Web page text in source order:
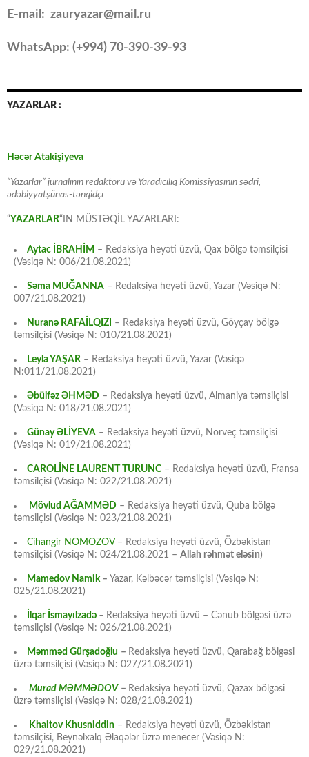
E-mail: zauryazar@mail.ru
WhatsApp: (+994) 70-390-39-93
YAZARLAR :
Həcər Atakişiyeva
“Yazarlar” jurnalının redaktoru və Yaradıcılıq Komissiyasının sədri,
ədəbiyyatşünas-tənqidçı
“YAZARLAR“IN MÜSTƏQİL YAZARLARI:
Aytac İBRAHİM – Redaksiya heyəti üzvü, Qax bölgə təmsilçisi
(Vəsiqə N: 006/21.08.2021)
Səma MUĞANNA – Redaksiya heyəti üzvü, Yazar (Vəsiqə N:
007/21.08.2021)
Nuranə RAFAİLQIZI
– Redaksiya heyəti üzvü, Göyçay bölgə
təmsilçisi (Vəsiqə N: 010/21.08.2021)
Leyla YAŞAR – Redaksiya heyəti üzvü, Yazar (Vəsiqə
N:011/21.08.2021)
Əbülfəz ƏHMƏD – Redaksiya heyəti üzvü, Almaniya təmsilçisi
(Vəsiqə N: 018/21.08.2021)
Günay ƏLİYEVA – Redaksiya heyəti üzvü, Norveç təmsilçisi
(Vəsiqə N: 019/21.08.2021)
CAROLİNE LAURENT TURUNC – Redaksiya heyəti üzvü, Fransa
təmsilçisi (Vəsiqə N: 022/21.08.2021)
Mövlud AĞAMMƏD – Redaksiya heyəti üzvü, Quba bölgə
təmsilçisi (Vəsiqə N: 023/21.08.2021)
Cihangir NOMOZOV– Redaksiya heyəti üzvü, Özbəkistan
təmsilçisi (Vəsiqə N: 024/21.08.2021 – Allah rəhmət eləsin)
Mamedov Namik – Yazar, Kəlbəcər təmsilçisi (Vəsiqə N:
025/21.08.2021)
İlqar İsmayılzadə – Redaksiya heyəti üzvü – Cənub bölgəsi üzrə
təmsilçisi (Vəsiqə N: 026/21.08.2021)
Məmməd Gürşadoğlu – Redaksiya heyəti üzvü, Qarabağ bölgəsi
üzrə təmsilçisi (Vəsiqə N: 027/21.08.2021)
Murad MƏMMƏDOV – Redaksiya heyəti üzvü, Qazax bölgəsi
üzrə təmsilçisi (Vəsiqə N: 028/21.08.2021)
Khaitov Khusniddin – Redaksiya heyəti üzvü, Özbəkistan
təmsilçisi, Beynəlxalq Əlaqələr üzrə menecer (Vəsiqə N:
029/21.08.2021)